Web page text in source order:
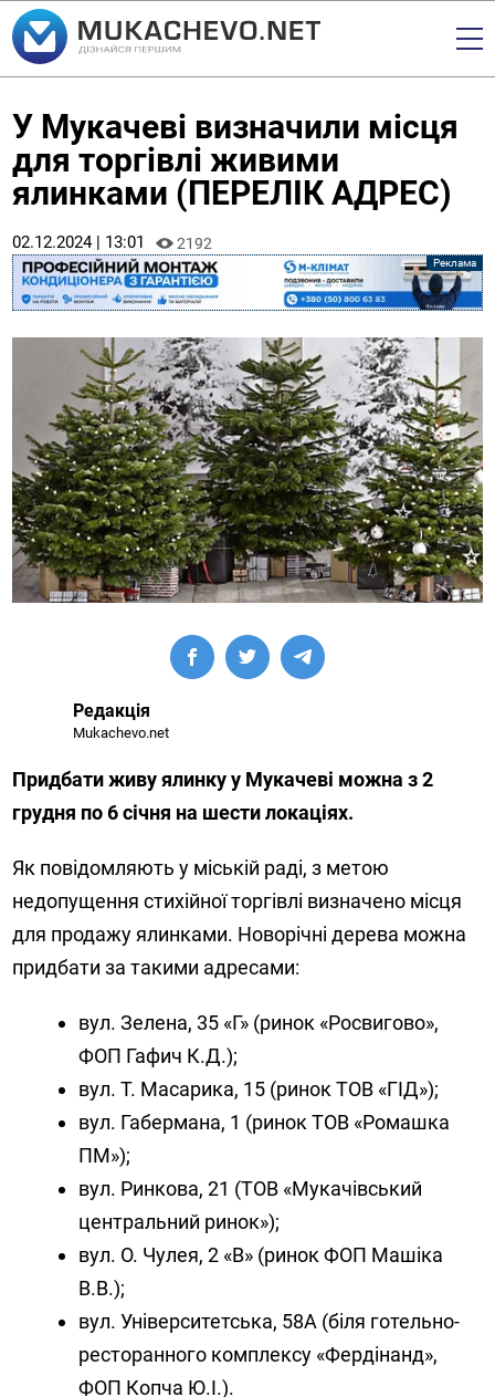
У Мукачеві визначили місця
для торгівлі живими
ялинками (ПЕРЕЛІК АДРЕС)
02.12.2024 | 13:01 2192
Редакція
Mukachevo.net
Придбати живу ялинку у Мукачеві можна з 2
грудня по 6 січня на шести локаціях.
Як повідомляють у міській раді, з метою
недопущення стихійної торгівлі визначено місця
для продажу ялинками. Новорічні дерева можна
придбати за такими адресами:
вул. Зелена, 35 «Г» (ринок «Росвигово»,
ФОП Гафич К.Д.);
вул. Т. Масарика, 15 (ринок ТОВ «ГІД»);
вул. Габермана, 1 (ринок ТОВ «Ромашка
ПМ»);
вул. Ринкова, 21 (ТОВ «Мукачівський
центральний ринок»);
вул. О. Чулея, 2 «В» (ринок ФОП Машіка
В.В.);
вул. Університетська, 58А (біля готельно-
ресторанного комплексу «Фердінанд»,
ФОП Копча Ю.І.).